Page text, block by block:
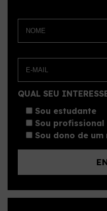
QUAL SEU
Sou estudante
Sou profissional
Sou dono de um